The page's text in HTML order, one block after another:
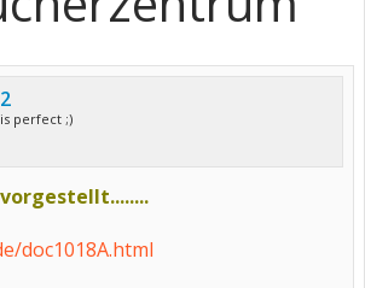
perfect ;)
doc1018A.html